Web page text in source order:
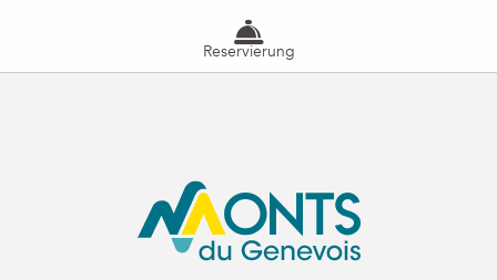
Reservierung